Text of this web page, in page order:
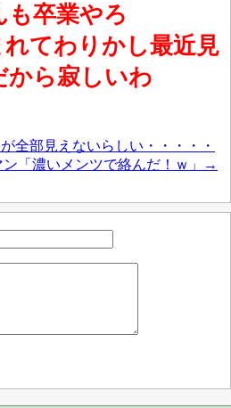
卒業やろ
てわりかし最近見
から寂しいわ
全部見えないらしい・・・・・
ン「濃いメンツで絡んだ！ｗ」→